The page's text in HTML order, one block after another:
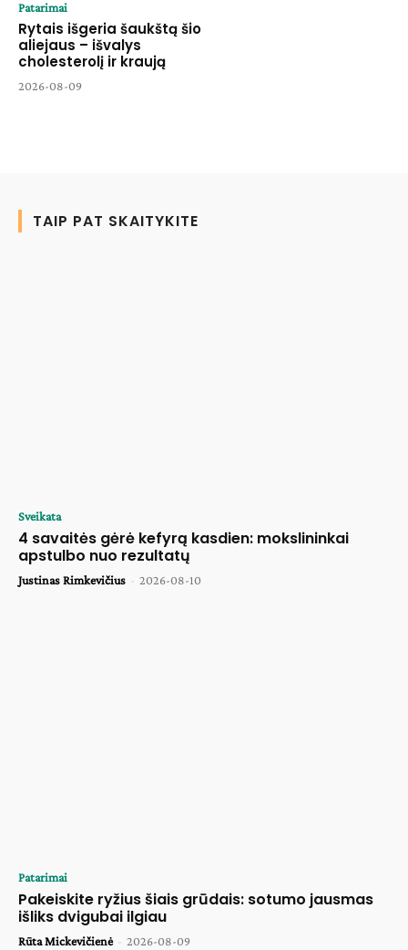
Patarimai
Rytais išgeria šaukštą šio
aliejaus – išvalys
cholesterolį ir kraują
2026-08-09
TAIP PAT SKAITYKITE
Sveikata
4 savaitės gėrė kefyrą kasdien: mokslininkai
apstulbo nuo rezultatų
Justinas Rimkevičius - 2026-08-10
Patarimai
Pakeiskite ryžius šiais grūdais: sotumo jausmas
išliks dvigubai ilgiau
Rūta Mickevičienė - 2026-08-09